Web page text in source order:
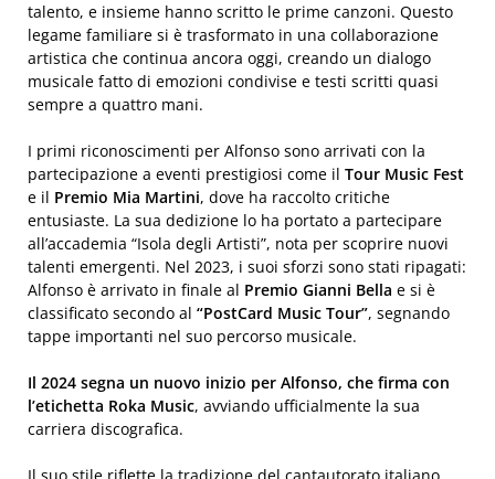
talento, e insieme hanno scritto le prime canzoni. Questo
legame familiare si è trasformato in una collaborazione
artistica che continua ancora oggi, creando un dialogo
musicale fatto di emozioni condivise e testi scritti quasi
sempre a quattro mani.
I primi riconoscimenti per Alfonso sono arrivati con la
partecipazione a eventi prestigiosi come il Tour Music Fest
e il Premio Mia Martini, dove ha raccolto critiche
entusiaste. La sua dedizione lo ha portato a partecipare
all’accademia “Isola degli Artisti”, nota per scoprire nuovi
talenti emergenti. Nel 2023, i suoi sforzi sono stati ripagati:
Alfonso è arrivato in finale al Premio Gianni Bella e si è
classificato secondo al “PostCard Music Tour”, segnando
tappe importanti nel suo percorso musicale.
Il 2024 segna un nuovo inizio per Alfonso, che firma con
l’etichetta Roka Music, avviando ufficialmente la sua
carriera discografica.